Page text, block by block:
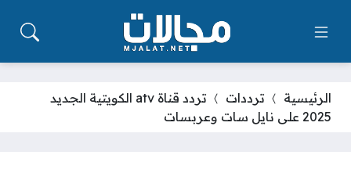
الرئيسية ترددات
تردد قناة atv الكويتية الجديد
2025 على نايل سات وعربسات